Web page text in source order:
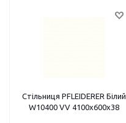
Стільниця PFLEIDERER Білий
W10400 VV 4100х600х38